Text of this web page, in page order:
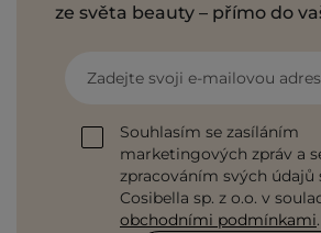
ze světa beauty – přímo do
Zadejte svoji e-mailovou
Souhlasím se zasíláním
marketingových zpráv a
zpracováním svých údajů
Cosibella sp. z o.o. v
obchodními podmínkami.